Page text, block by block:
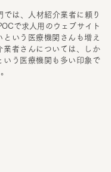
では、人材紹介業者に頼り
で求人用のウェブサイト
という医療機関さんも増え
業者さんについては、しか
いう医療機関も多い印象で